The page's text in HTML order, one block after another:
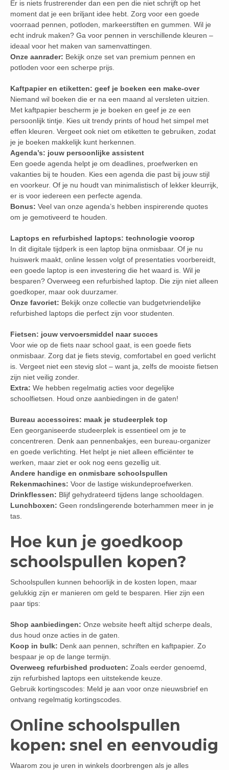
Er is niets frustrerender dan een pen die niet schrijft op het
moment dat je een briljant idee hebt. Zorg voor een goede
voorraad pennen, potloden, markeerstiften en gummen. Wil je
echt indruk maken? Ga voor pennen in verschillende kleuren –
ideaal voor het maken van samenvattingen.
Onze aanrader: Bekijk onze set van premium pennen en
potloden voor een scherpe prijs.
Kaftpapier en etiketten: geef je boeken een make-over
Niemand wil boeken die er na een maand al versleten uitzien.
Met kaftpapier bescherm je je boeken en geef je ze een
persoonlijk tintje. Kies uit trendy prints of houd het simpel met
effen kleuren. Vergeet ook niet om etiketten te gebruiken, zodat
je je boeken makkelijk kunt herkennen.
Agenda’s: jouw persoonlijke assistent
Een goede agenda helpt je om deadlines, proefwerken en
vakanties bij te houden. Kies een agenda die past bij jouw stijl
en voorkeur. Of je nu houdt van minimalistisch of lekker kleurrijk,
er is voor iedereen een perfecte agenda.
Bonus: Veel van onze agenda’s hebben inspirerende quotes
om je gemotiveerd te houden.
Laptops en refurbished laptops: technologie voorop
In dit digitale tijdperk is een laptop bijna onmisbaar. Of je nu
huiswerk maakt, online lessen volgt of presentaties voorbereidt,
een goede laptop is een investering die het waard is. Wil je
besparen? Overweeg een refurbished laptop. Die zijn niet alleen
goedkoper, maar ook duurzamer.
Onze favoriet: Bekijk onze collectie van budgetvriendelijke
refurbished laptops die perfect zijn voor studenten.
Fietsen: jouw vervoersmiddel naar succes
Voor wie op de fiets naar school gaat, is een goede fiets
onmisbaar. Zorg dat je fiets stevig, comfortabel en goed verlicht
is. Vergeet niet een stevig slot – want ja, zelfs de mooiste fietsen
zijn niet veilig zonder.
Extra: We hebben regelmatig acties voor degelijke
schoolfietsen. Houd onze aanbiedingen in de gaten!
Bureau accessoires: maak je studeerplek top
Een georganiseerde studeerplek is essentieel om je te
concentreren. Denk aan pennenbakjes, een bureau-organizer
en goede verlichting. Het helpt je niet alleen efficiënter te
werken, maar ziet er ook nog eens gezellig uit.
Andere handige en onmisbare schoolspullen
Rekenmachines: Voor de lastige wiskundeproefwerken.
Drinkflessen: Blijf gehydrateerd tijdens lange schooldagen.
Lunchboxen: Geen rondslingerende boterhammen meer in je
tas.
Hoe kun je goedkoop
schoolspullen kopen?
Schoolspullen kunnen behoorlijk in de kosten lopen, maar
gelukkig zijn er manieren om geld te besparen. Hier zijn een
paar tips:
Shop aanbiedingen: Onze website heeft altijd scherpe deals,
dus houd onze acties in de gaten.
Koop in bulk: Denk aan pennen, schriften en kaftpapier. Zo
bespaar je op de lange termijn.
Overweeg refurbished producten: Zoals eerder genoemd,
zijn refurbished laptops een uitstekende keuze.
Gebruik kortingscodes: Meld je aan voor onze nieuwsbrief en
ontvang regelmatig kortingscodes.
Online schoolspullen
kopen: snel en eenvoudig
Waarom zou je uren in winkels doorbrengen als je alles